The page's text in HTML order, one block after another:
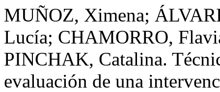
MUÑOZ, Ximena;
Lucía; CHAMORRO,
PINCHAK, Catalina.
evaluación de una